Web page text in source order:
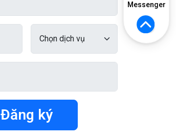
Messenger
Đăng ký